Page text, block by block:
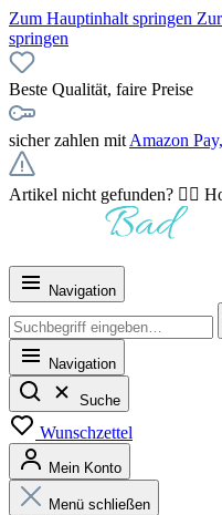
Zum Hauptinhalt springen
springen
Beste Qualität, faire Preise
sicher zahlen mit Amazon
Artikel nicht gefunden? 👉🏻
Navigation
Navigation
Suche
Wunschzettel
Mein Konto
Menü schließen